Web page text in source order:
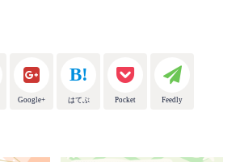
Google+ はてぶ Pocket Feedly